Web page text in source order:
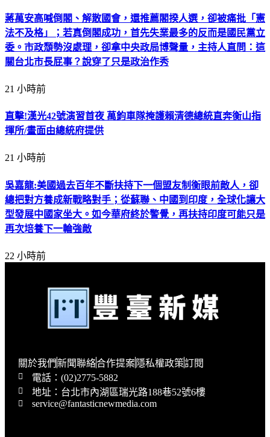
蔣萬安高喊倒閣、解散國會，還推薦閣揆人選，卻被痛批「憲
法不及格」；若真倒閣成功，首先失業最多的反而是國民黨立
委。市政頹勢沒處理，卻拿中央政局博聲量，主持人直問：這
關台北市長屁事？說穿了只是政治作秀
21 小時前
直擊!漢光42號演習首夜 萬鈞車隊掩護賴清德總統直奔衡山指
揮所/畫面由總統府提供
21 小時前
吳嘉龍:美國過去百年不斷扶持下一個盟友制衡眼前敵人，卻
總把對方養成新戰略對手；從蘇聯、中國到印度，全球化讓大
型發展中國家坐大。如今華府終於警覺，再扶持印度可能只是
再次培養下一輪強敵
22 小時前
關於我們新聞聯絡合作提案隱私權政策訂閱
電話：(02)2775-5882
地址：台北市內湖區瑞光路188巷52號6樓
service@fantasticnewmedia.com